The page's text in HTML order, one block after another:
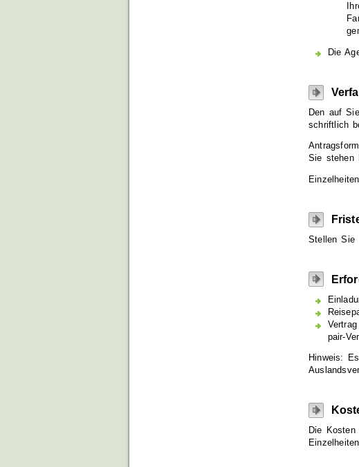
Die
Den auf
schriftlich
Sie stehen
Stellen Sie
pair-
Hinweis:
Die